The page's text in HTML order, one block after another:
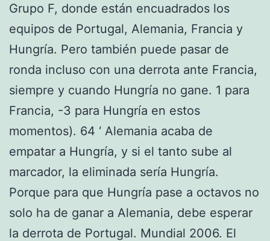
Grupo F, donde están encuadrados los
equipos de Portugal, Alemania, Francia y
Hungría. Pero también puede pasar de
ronda incluso con una derrota ante Francia,
siempre y cuando Hungría no gane. 1 para
Francia, -3 para Hungría en estos
momentos). 64 ‘ Alemania acaba de
empatar a Hungría, y si el tanto sube al
marcador, la eliminada sería Hungría.
Porque para que Hungría pase a octavos no
solo ha de ganar a Alemania, debe esperar
la derrota de Portugal. Mundial 2006. El